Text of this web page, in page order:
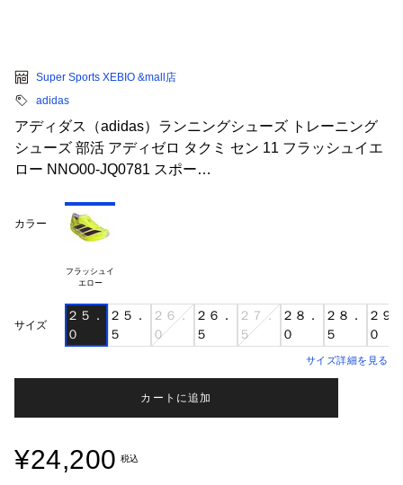
Super Sports XEBIO &mall店
adidas
アディダス（adidas）ランニングシューズ トレーニング
シューズ 部活 アディゼロ タクミ セン 11 フラッシュイエ
ロー NNO00-JQ0781 スポー…
カラー
フラッシュイ
エロー
サイズ
２５．
０
２５．
５
２６．
０
２６．
５
２７．
５
２８．
０
２８．
５
２９
０
サイズ詳細を見る
カートに追加
¥24,200 税込